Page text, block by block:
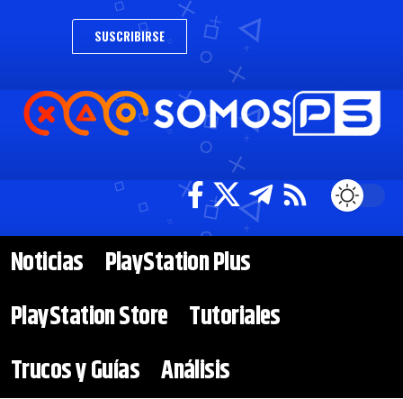
SUSCRIBIRSE
Noticias
PlayStation Plus
PlayStation Store Tutoriales
Trucos y Guías Análisis